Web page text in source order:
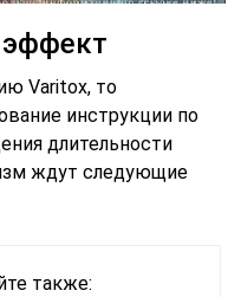
Varitox, то
инструкции по
длительности
ждут следующие
также: